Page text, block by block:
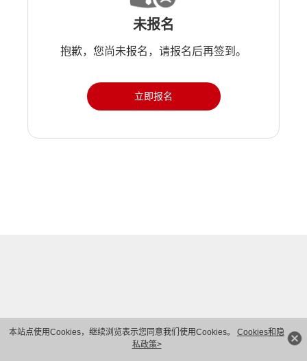
本站点使用Cookies，继续浏览表示您同意我们使用Cookies。 Cookies和隐
私政策>
未报名
抱歉，您尚未报名，请报名后再签到。
立即报名